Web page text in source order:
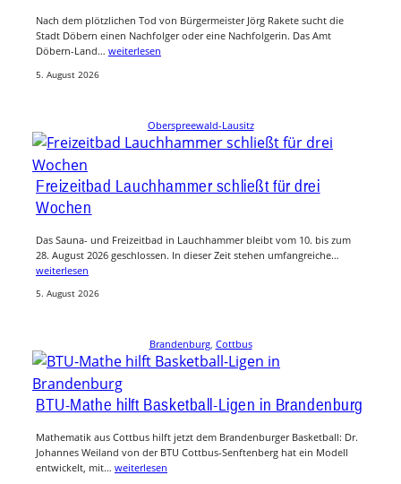
Nach dem plötzlichen Tod von Bürgermeister Jörg Rakete sucht die
Stadt Döbern einen Nachfolger oder eine Nachfolgerin. Das Amt
Döbern-Land… weiterlesen
5. August 2026
Oberspreewald-Lausitz
Freizeitbad Lauchhammer schließt für drei
Wochen
Das Sauna- und Freizeitbad in Lauchhammer bleibt vom 10. bis zum
28. August 2026 geschlossen. In dieser Zeit stehen umfangreiche…
weiterlesen
5. August 2026
Brandenburg, Cottbus
BTU-Mathe hilft Basketball-Ligen in Brandenburg
Mathematik aus Cottbus hilft jetzt dem Brandenburger Basketball: Dr.
Johannes Weiland von der BTU Cottbus-Senftenberg hat ein Modell
entwickelt, mit… weiterlesen